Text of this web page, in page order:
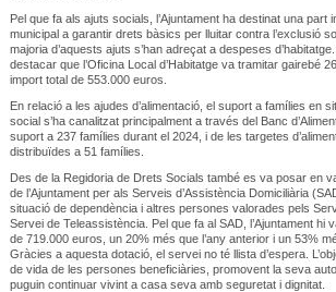
Pel que fa als ajuts socials, l’Ajuntament ha destinat una part
municipal a garantir drets bàsics per lluitar contra l’exclusió
majoria d’aquests ajuts s’han adreçat a despeses
destacar que l’Oficina Local d’Habitatge va tramitar gairebé
import total de 553.000 euros.
En relació a les ajudes d’alimentació, el suport a famílies en
social s’ha canalitzat principalment a través del Banc
suport a 237 famílies durant el 2024, i de les targetes
distribuïdes a 51 famílies.
Des de la Regidoria de Drets Socials també es va posar en
de l’Ajuntament per als Serveis d’Assistència Domiciliària
situació de dependència i altres persones valorades pels
Servei de Teleassistència. Pel que fa al SAD, l’Ajuntament hi
de 719.000 euros, un 20% més que l’any anterior i un 53%
Gràcies a aquesta dotació, el servei no té llista d’espera.
de vida de les persones beneficiàries, promovent la seva
puguin continuar vivint a casa seva amb seguretat i dignitat.